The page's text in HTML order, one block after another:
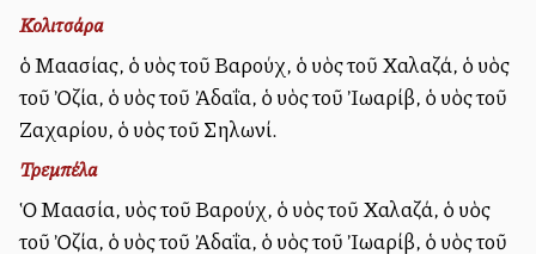
Κολιτσάρα
ὁ Μαασίας, ὁ υἱὸς τοῦ Βαρούχ, ὁ υἱὸς τοῦ Χαλαζά, ὁ υἱὸς
τοῦ Ὀζία, ὁ υἱὸς τοῦ Ἀδαΐα, ὁ υἱὸς τοῦ Ἰωαρίβ, ὁ υἱὸς τοῦ
Ζαχαρίου, ὁ υἱὸς τοῦ Σηλωνί.
Τρεμπέλα
Ὁ Μαασία, υἱὸς τοῦ Βαρούχ, ὁ υἱὸς τοῦ Χαλαζά, ὁ υἱὸς
τοῦ Ὀζία, ὁ υἱὸς τοῦ Ἀδαΐα, ὁ υἱὸς τοῦ Ἰωαρίβ, ὁ υἱὸς τοῦ